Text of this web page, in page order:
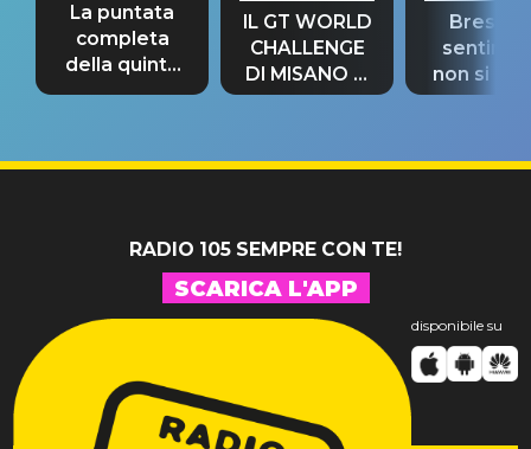
La puntata
completa
della quinta
tappa
IL GT WORLD
CHALLENGE
DI MISANO si
riconferma
Bresh:
non si
fino alla
RADIO 105 SEMPRE CON TE!
SCARICA L'APP
disponibile su